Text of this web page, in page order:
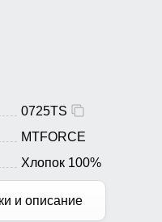
0725TS
MTFORCE
Хлопок 100%
и описание